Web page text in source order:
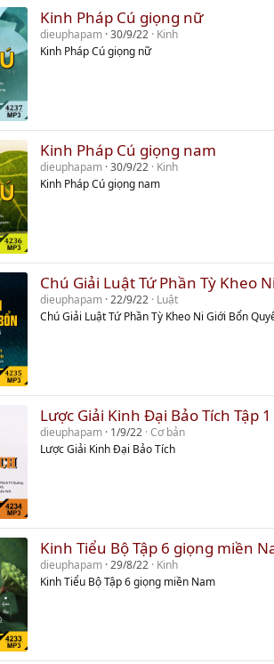
Kinh Pháp Cú giọng nữ
dieuphapam 30/9/22 Kinh
Kinh Pháp Cú giọng nữ
Kinh Pháp Cú giọng nam
dieuphapam 30/9/22 Kinh
Kinh Pháp Cú giọng nam
Chú Giải Luật Tứ Phần Tỳ Kheo
dieuphapam 22/9/22 Luật
Chú Giải Luật Tứ Phần Tỳ Kheo Ni Giới Bổn
Lược Giải Kinh Đại Bảo Tích Tập 1
dieuphapam 1/9/22 Cơ bản
Lược Giải Kinh Đại Bảo Tích
Kinh Tiểu Bộ Tập 6 giọng miền
dieuphapam 29/8/22 Kinh
Kinh Tiểu Bộ Tập 6 giọng miền Nam